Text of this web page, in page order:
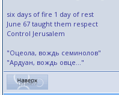
six days of fire 1 day of rest
June 67 taught them respect
Control Jerusalem
"Оцеола, вождь семинолов"
"Ардуан, вождь овце..."